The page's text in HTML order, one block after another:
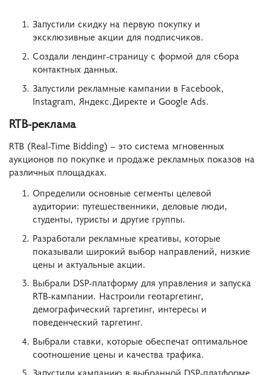
Запустили скидку на первую покупку и
эксклюзивные акции для подписчиков.
Создали лендинг-страницу с формой для сбора
контактных данных.
Запустили рекламные кампании в Facebook,
Instagram, Яндекс.Директе и Google Ads.
RTB-реклама
RTB (Real-Time Bidding) – это система мгновенных
аукционов по покупке и продаже рекламных показов на
различных площадках.
Определили основные сегменты целевой
аудитории: путешественники, деловые люди,
студенты, туристы и другие группы.
Разработали рекламные креативы, которые
показывали широкий выбор направлений, низкие
цены и актуальные акции.
Выбрали DSP-платформу для управления и запуска
RTB-кампании. Настроили геотаргетинг,
демографический таргетинг, интересы и
поведенческий таргетинг.
Выбрали ставки, которые обеспечат оптимальное
соотношение цены и качества трафика.
Запустили кампанию в выбранной DSP-платформе